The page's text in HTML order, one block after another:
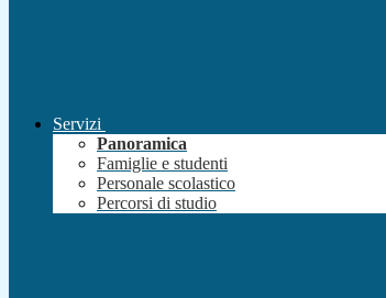
Servizi
Panoramica
Famiglie e studenti
Personale scolastico
Percorsi di studio